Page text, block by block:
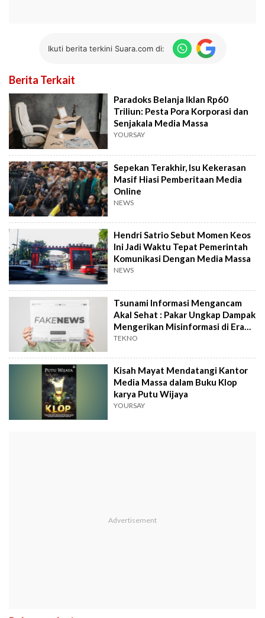
Ikuti berita terkini Suara.com di:
Berita Terkait
Paradoks Belanja Iklan Rp60
Triliun: Pesta Pora Korporasi dan
Senjakala Media Massa
YOURSAY
Sepekan Terakhir, Isu Kekerasan
Masif Hiasi Pemberitaan Media
Online
NEWS
Hendri Satrio Sebut Momen Keos
Ini Jadi Waktu Tepat Pemerintah
Komunikasi Dengan Media Massa
NEWS
Tsunami Informasi Mengancam
Akal Sehat : Pakar Ungkap Dampak
Mengerikan Misinformasi di Era
Digital!
TEKNO
Kisah Mayat Mendatangi Kantor
Media Massa dalam Buku Klop
karya Putu Wijaya
YOURSAY